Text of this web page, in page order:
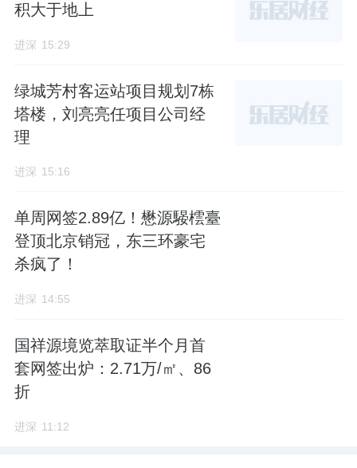
积大于地上
进深 15:29
绿城芳村客运站项目规划7栋
塔楼，刘亮亮任项目公司经
理
进深 15:16
单周网签2.89亿！懋源騴橒臺
登顶北京销冠，东三环豪宅
杀疯了！
进深 14:55
国祥源境览萃取证半个月首
套网签出炉：2.71万/㎡、86
折
进深 11:12